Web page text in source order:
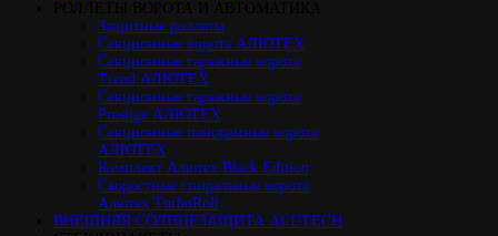
Защитные роллеты
Секционные ворота АЛЮТЕХ
Секционные гаражные ворота
Trend АЛЮТЕХ
Секционные гаражные ворота
Prestige АЛЮТЕХ
Секционные панорамные ворота
АЛЮТЕХ
Комплект Алютех Black Edition
Скоростные спиральные ворота
Алютех TurboRoll
ВНЕШНЯЯ СОЛНЦЕЗАЩИТА ALUTECH